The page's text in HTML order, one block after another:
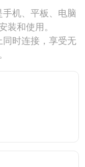
机、平板、电脑
和使用。
时连接，享受无